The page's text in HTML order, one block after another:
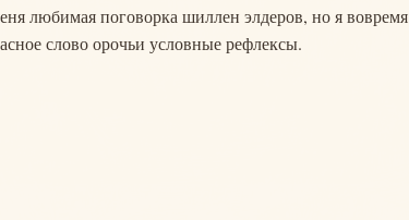
любимая поговорка шиллен элдеров, но я вовремя
слово орочьи условные рефлексы.